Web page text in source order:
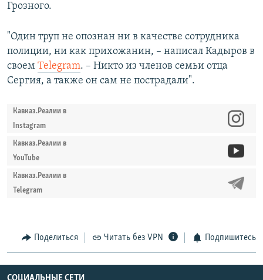
Грозного.
"Один труп не опознан ни в качестве сотрудника
полиции, ни как прихожанин, – написал Кадыров в
своем Telegram. – Никто из членов семьи отца
Сергия, а также он сам не пострадали".
Кавказ.Реалии в
Instagram
Кавказ.Реалии в
YouTube
Кавказ.Реалии в
Telegram
Поделиться Читать без VPN Подпишитесь